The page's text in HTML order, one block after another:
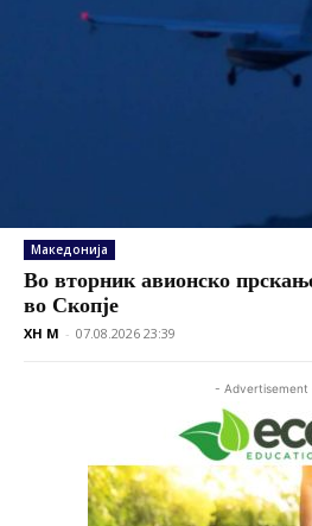
Македонија
Во вторник авионско
во Скопје
XH M - 07.08.2026 23:39
- Advertisement